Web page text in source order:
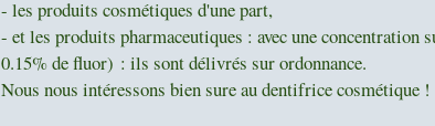
- les produits cosmétiques d'une part,
- et les produits pharmaceutiques : avec une concentration
0.15% de fluor) : ils sont délivrés sur ordonnance.
Nous nous intéressons bien sure au dentifrice cosmétique !